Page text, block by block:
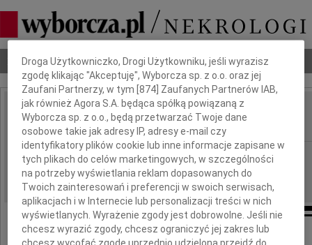
Nekrologi Odeszli Poradnik pogrzebowy
IMIĘ I NAZWISKO: Waldemar Krajewski
REGION: cała Polska
DATA EMISJI: 29.12.2009
Dbamy o Twoją prywatność
Droga Użytkowniczko, Drogi Użytkowniku, jeśli wyrazisz
zgodę klikając "Akceptuję", Wyborcza sp. z o.o. oraz jej
Zaufani Partnerzy, w tym [874 ] Zaufanych Partnerów IAB,
jak również Agora S.A. będąca spółką powiązaną z
Wyborcza sp. z o.o., będą przetwarzać Twoje dane
osobowe takie jak adresy IP, adresy e-mail czy
identyfikatory plików cookie lub inne informacje zapisane w
tych plikach do celów marketingowych, w szczególności
na potrzeby wyświetlania reklam dopasowanych do
Twoich zainteresowań i preferencji w swoich serwisach,
aplikacjach i w Internecie lub personalizacji treści w nich
wyświetlanych. Wyrażenie zgody jest dobrowolne. Jeśli nie
chcesz wyrazić zgody, chcesz ograniczyć jej zakres lub
chcesz wycofać zgodę uprzednio udzieloną przejdź do